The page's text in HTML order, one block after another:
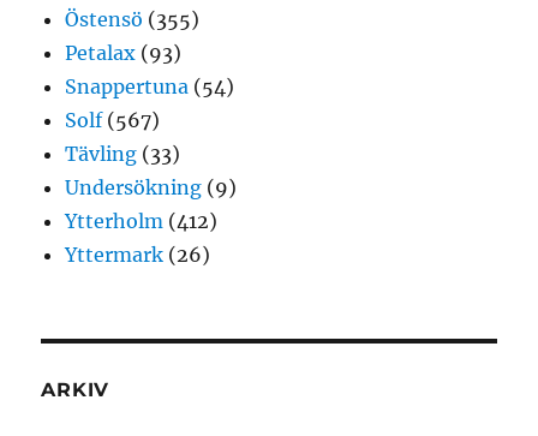
Östensö (355)
Petalax (93)
Snappertuna (54)
Solf(567)
Tävling (33)
Undersökning (9)
Ytterholm (412)
Yttermark (26)
ARKIV